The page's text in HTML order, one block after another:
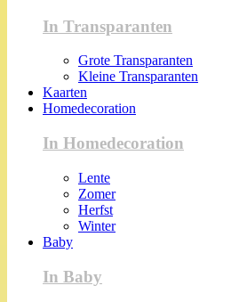
In Transparanten
Grote Transparanten
Kleine Transparanten
Kaarten
Homedecoration
In Homedecoration
Lente
Zomer
Herfst
Winter
Baby
In Baby